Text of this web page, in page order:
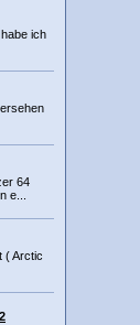
ich
64
e...
( Arctic